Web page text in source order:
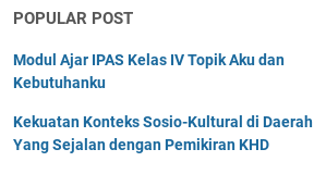
POPULAR POST
Modul Ajar IPAS Kelas IV Topik Aku dan
Kebutuhanku
Kekuatan Konteks Sosio-Kultural di Daerah
Yang Sejalan dengan Pemikiran KHD